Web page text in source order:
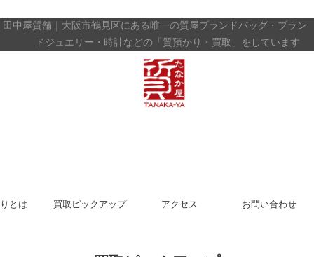
田中屋質舗｜大阪市鶴見区にある唯一の質屋ブランドバッグ・ブラン
ドジュエリー・時計などの「質預かり・買取」をしています
とは 買取ピックアップ アクセス お問い合わせ